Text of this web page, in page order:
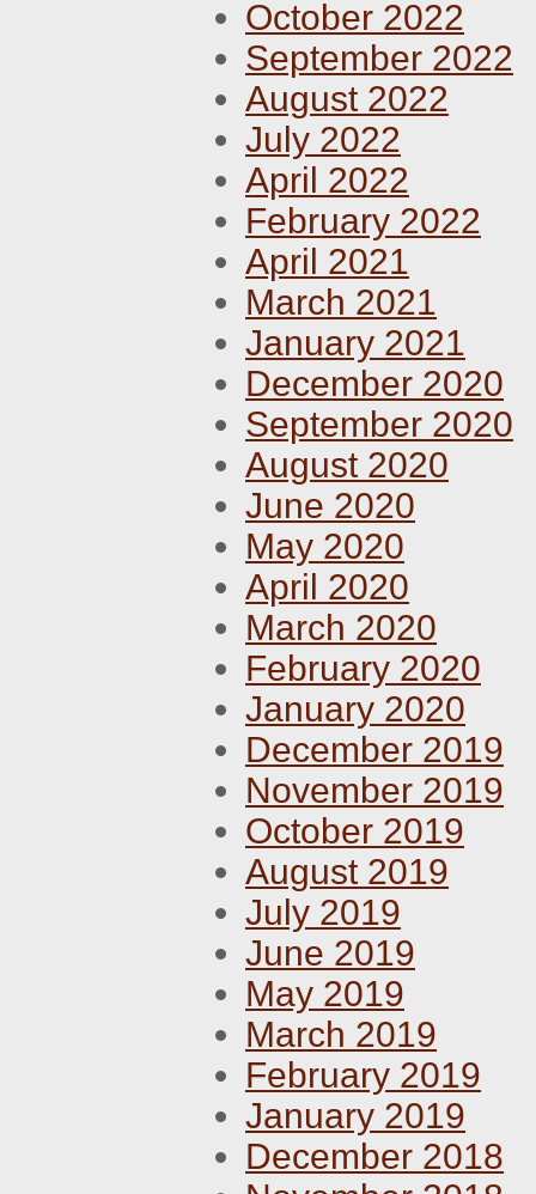
October 2022
September 2022
August 2022
July 2022
April 2022
February 2022
April 2021
March 2021
January 2021
December 2020
September 2020
August 2020
June 2020
May 2020
April 2020
March 2020
February 2020
January 2020
December 2019
November 2019
October 2019
August 2019
July 2019
June 2019
May 2019
March 2019
February 2019
January 2019
December 2018